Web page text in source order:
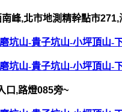
峰,北市地測精幹點市271,
口 ,路燈085旁~